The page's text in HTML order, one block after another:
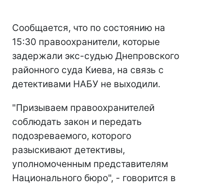
Сообщается, что по состоянию на
15:30 правоохранители, которые
задержали экс-судью Днепровского
районного суда Киева, на связь с
детективами НАБУ не выходили.
"Призываем правоохранителей
соблюдать закон и передать
подозреваемого, которого
разыскивают детективы,
уполномоченным представителям
Национального бюро", - говорится в